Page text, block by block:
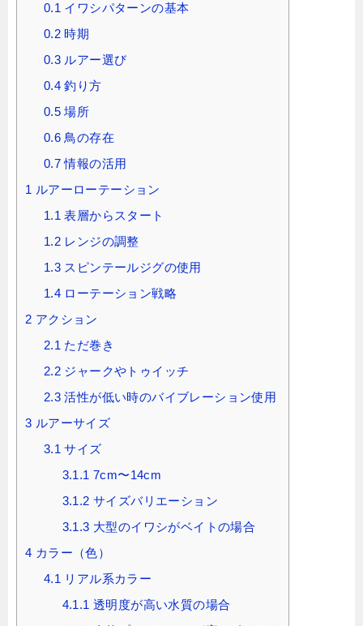
0.1 イワシパターンの基本
0.2 時期
0.3 ルアー選び
0.4 釣り方
0.5 場所
0.6 鳥の存在
0.7情報の活用
1 ルアーローテーション
1.1 表層からスタート
1.2 レンジの調整
1.3 スピンテールジグの使用
1.4 ローテーション戦略
2 アクション
2.1 ただ巻き
2.2 ジャークやトゥイッチ
2.3 活性が低い時のバイブレーション使用
3 ルアーサイズ
3.1 サイズ
3.1.1 7cm〜14cm
3.1.2 サイズバリエーション
3.1.3 大型のイワシがベイトの場合
4 カラー（色）
4.1 リアル系カラー
4.1.1 透明度が高い水質の場合